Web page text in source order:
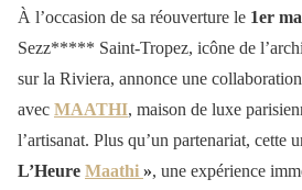
À l’occasion de sa réouverture le 1er
Sezz***** Saint-Tropez, icône de
sur la Riviera, annonce une
avec MAATHI, maison de luxe
l’artisanat. Plus qu’un partenariat, cette
L’Heure Maathi », une expérience